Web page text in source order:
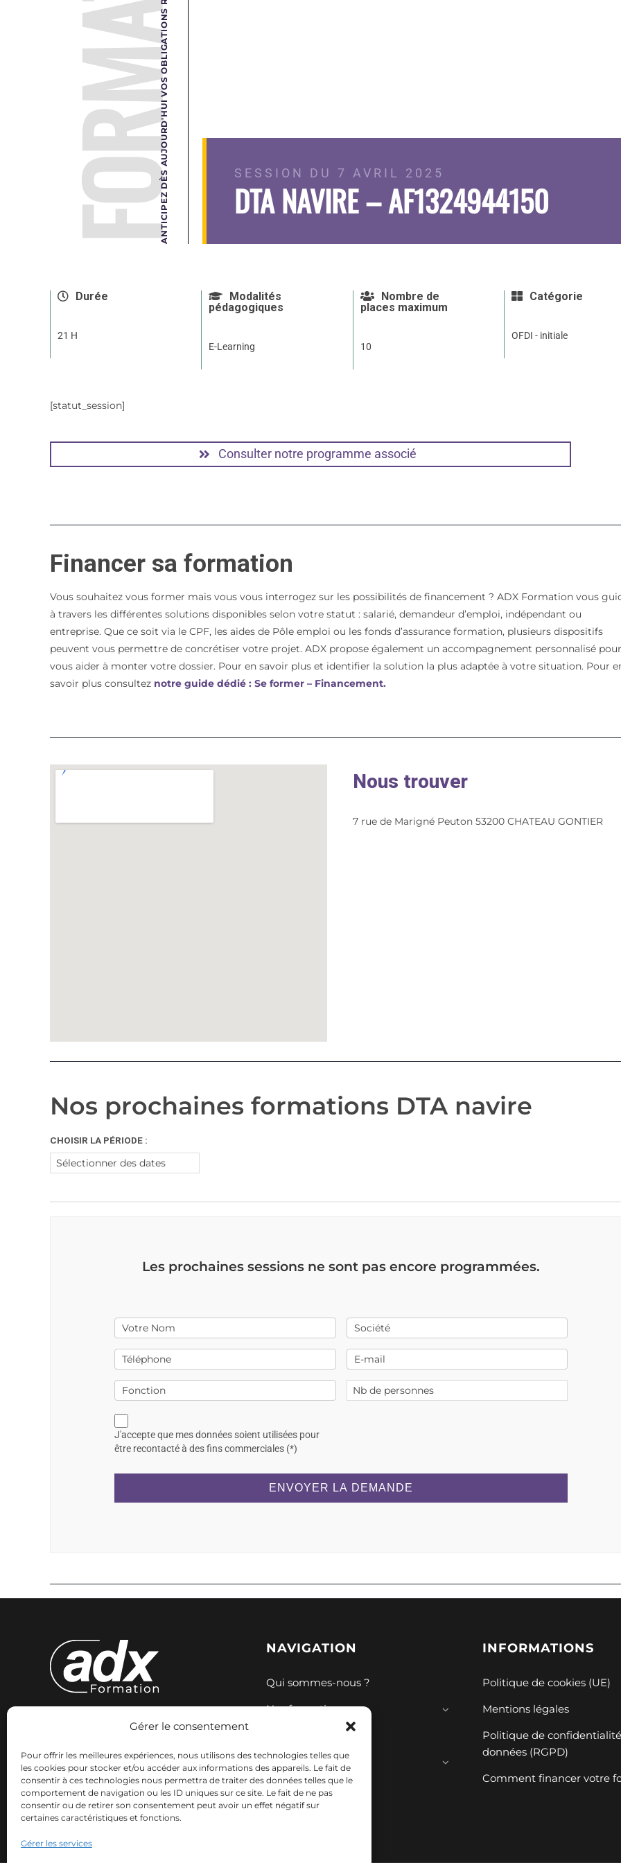
Gérer le consentement
Pour offrir les meilleures expériences, nous utilisons des technologies telles que
les cookies pour stocker et/ou accéder aux informations des appareils. Le fait de
consentir à ces technologies nous permettra de traiter des données telles que le
comportement de navigation ou les ID uniques sur ce site. Le fait de ne pas
consentir ou de retirer son consentement peut avoir un effet négatif sur
certaines caractéristiques et fonctions.
Gérer les services
SESSION DU 7 AVRIL 2025
DTA NAVIRE – AF1324944150
Durée
21 H
Modalités
pédagogiques
E-Learning
Nombre de
places maximum
10
Catégorie
OFDI - initiale
[statut_session]
Consulter notre programme associé
Financer sa formation
Vous souhaitez vous former mais vous vous interrogez sur les possibilités de financement ? ADX Formation vous
à travers les différentes solutions disponibles selon votre statut : salarié, demandeur d’emploi, indépendant ou
entreprise. Que ce soit via le CPF, les aides de Pôle emploi ou les fonds d’assurance formation, plusieurs dispositifs
peuvent vous permettre de concrétiser votre projet. ADX propose également un accompagnement personnalisé pour
vous aider à monter votre dossier. Pour en savoir plus et identifier la solution la plus adaptée à votre situation. Pour
savoir plus consulteznotre guide dédié : Se former – Financement.
Nous trouver
7 rue de Marigné Peuton 53200 CHATEAU GONTIER
Nos prochaines formations DTA navire
CHOISIR LA PÉRIODE :
Les prochaines sessions ne sont pas encore programmées.
J'accepte que mes données soient utilisées pour
être recontacté à des fins commerciales (*)
ENVOYER LA DEMANDE
Expertise et innovation pour votre
votre réussite professionnelle avec
des solutions adaptées.
NAVIGATION
Qui sommes-nous ?
Nos formations
Ressources
Contact
INFORMATIONS
Politique de cookies (UE)
Mentions légales
Politique de
données (RGPD)
Comment financer votre